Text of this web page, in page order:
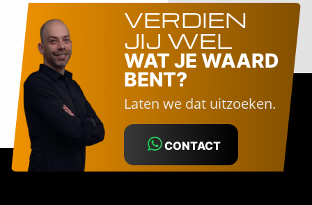
VERDIEN
JIJ WEL
WAT JE WAARD
BENT?
Laten we dat uitzoeken.
CONTACT